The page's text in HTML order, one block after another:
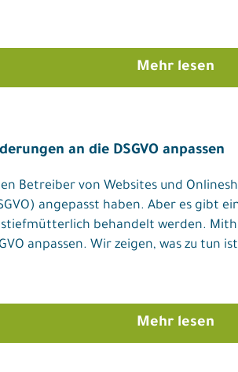
Mehr lesen
an die DSGVO anpassen
Betreiber von Websites und
angepasst haben. Aber es gibt
behandelt werden.
anpassen. Wir zeigen, was zu tun
Mehr lesen